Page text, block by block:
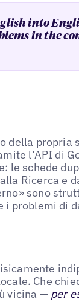
into
in the
della propria
l’API di
le schede
Ricerca e
sono
problemi di
Che
vicina — per